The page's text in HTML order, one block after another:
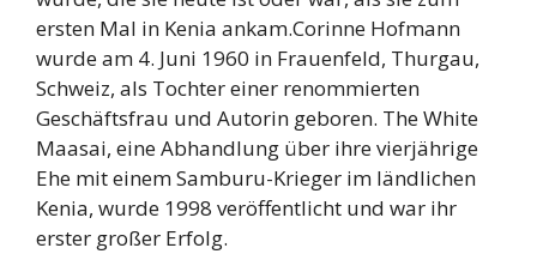
ersten Mal in Kenia ankam.Corinne Hofmann
wurde am 4. Juni 1960 in Frauenfeld, Thurgau,
Schweiz, als Tochter einer renommierten
Geschäftsfrau und Autorin geboren. The White
Maasai, eine Abhandlung über ihre vierjährige
Ehe mit einem Samburu-Krieger im ländlichen
Kenia, wurde 1998 veröffentlicht und war ihr
erster großer Erfolg.